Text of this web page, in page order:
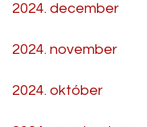
2024. december
2024. november
2024. október